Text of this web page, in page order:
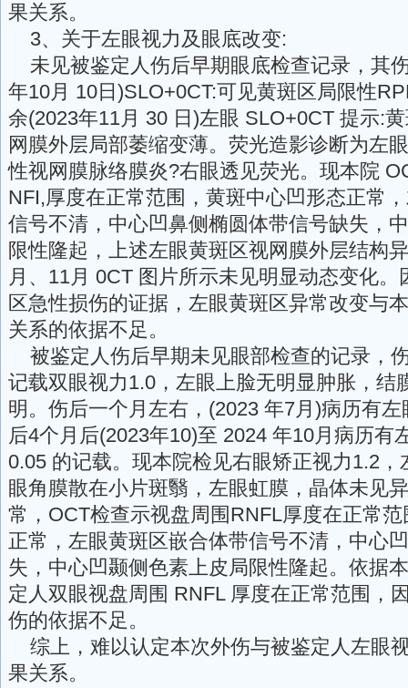
果关系。
3、关于左眼视力及眼底改变:
未见被鉴定人伤后早期眼底检查记录，其
年10月 10日)SLO+0CT:可见黄斑区局限性
余(2023年11月 30 日)左眼 SLO+0CT 提示:
网膜外层局部萎缩变薄。荧光造影诊断为左
性视网膜脉络膜炎?右眼透见荧光。现本院
NFI,厚度在正常范围，黄斑中心凹形态正常
信号不清，中心凹鼻侧椭圆体带信号缺失，
限性隆起，上述左眼黄斑区视网膜外层结构
月、11月 0CT 图片所示未见明显动态变化
区急性损伤的证据，左眼黄斑区异常改变与
关系的依据不足。
被鉴定人伤后早期未见眼部检查的记录，
记载双眼视力1.0，左眼上脸无明显肿胀，结
明。伤后一个月左右，(2023 年7月)病历有
后4个月后(2023年10)至 2024 年10月病历有
0.05 的记载。现本院检见右眼矫正视力1.2
眼角膜散在小片斑翳，左眼虹膜，晶体未见
常，OCT检查示视盘周围RNFL厚度在正常
正常，左眼黄斑区嵌合体带信号不清，中心
失，中心凹颞侧色素上皮局限性隆起。依据
定人双眼视盘周围 RNFL 厚度在正常范围，
伤的依据不足。
综上，难以认定本次外伤与被鉴定人左眼
果关系。